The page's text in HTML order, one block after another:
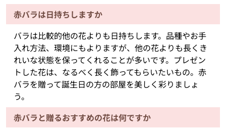
赤バラは日持ちしますか
バラは比較的他の花よりも日持ちします。品種やお手
入れ方法、環境にもよりますが、他の花よりも長くき
れいな状態を保ってくれることが多いです。プレゼン
トした花は、なるべく長く飾ってもらいたいもの。赤
バラを贈って誕生日の方の部屋を美しく彩りましょ
う。
赤バラと贈るおすすめの花は何ですか